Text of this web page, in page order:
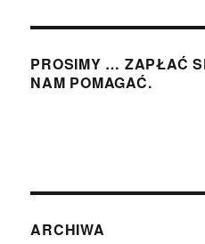
PROSIMY … ZAPŁAĆ
NAM POMAGAĆ.
ARCHIWA